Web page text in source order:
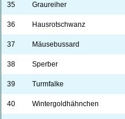
35 Graureiher
36 Hausrotschwanz
37 Mäusebussard
38 Sperber
39 Turmfalke
40 Wintergoldhähnchen